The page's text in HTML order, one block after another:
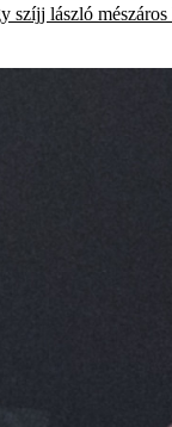
szíjj lászló